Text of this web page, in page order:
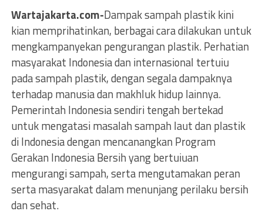
Wartajakarta.com-Dampak sampah plastik kini
kian memprihatinkan, berbagai cara dilakukan untuk
mengkampanyekan pengurangan plastik. Perhatian
masyarakat Indonesia dan internasional tertuiu
pada sampah plastik, dengan segala dampaknya
terhadap manusia dan makhluk hidup lainnya.
Pemerintah Indonesia sendiri tengah bertekad
untuk mengatasi masalah sampah laut dan plastik
di Indonesia dengan mencanangkan Program
Gerakan Indonesia Bersih yang bertuiuan
mengurangi sampah, serta mengutamakan peran
serta masyarakat dalam menunjang perilaku bersih
dan sehat.